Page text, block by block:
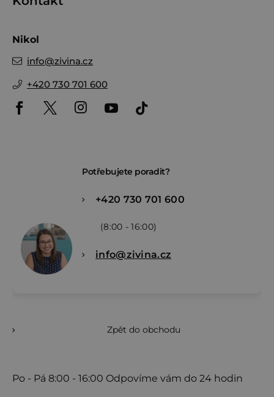
Nikol
info@zivina.cz
+420 730 701 600
Potřebujete poradit?
+420 730 701 600
(8:00 - 16:00)
info@zivina.cz
Zpět do obchodu
Po - Pá 8:00 - 16:00 Odpovíme vám do 24 hodin